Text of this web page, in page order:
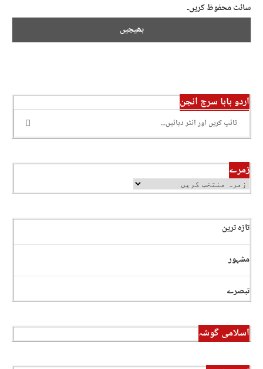
سائٹ محفوظ کریں۔
اردو بابا سرچ انجن
زمرے
تازہ ترین
مشہور
تبصرے
اسلامی گوشہ